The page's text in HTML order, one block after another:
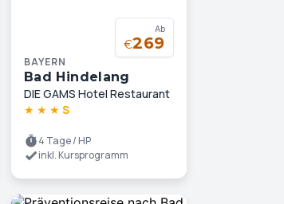
Ab
€269
BAYERN
Bad Hindelang
DIE GAMS Hotel Restaurant
★ ★ ★ S
4 Tage / HP
inkl. Kursprogramm